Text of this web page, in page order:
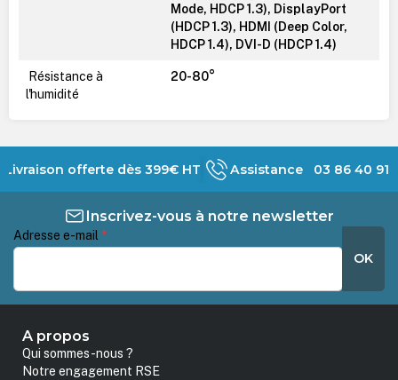
Mode, HDCP 1.3), DisplayPort
(HDCP 1.3), HDMI (Deep Color,
HDCP 1.4), DVI-D (HDCP 1.4)
Résistance à
l'humidité
20-80°
Livraison offerte dès 399€ HT Assistance 03 86 40 91
Inscrivez-vous à notre newsletter
Adresse e-mail *
OK
A propos
Qui sommes-nous ?
Notre engagement RSE